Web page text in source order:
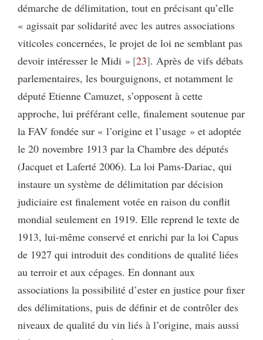
démarche de délimitation, tout en précisant qu’elle
« agissait par solidarité avec les autres associations
viticoles concernées, le projet de loi ne semblant pas
devoir intéresser le Midi » 23 . Après de vifs débats
parlementaires, les bourguignons, et notamment le
député Etienne Camuzet, s’opposent à cette
approche, lui préférant celle, finalement soutenue par
la FAV fondée sur « l’origine et l’usage » et adoptée
le 20 novembre 1913 par la Chambre des députés
(Jacquet et Laferté 2006). La loi Pams-Dariac, qui
instaure un système de délimitation par décision
judiciaire est finalement votée en raison du conflit
mondial seulement en 1919. Elle reprend le texte de
1913, lui-même conservé et enrichi par la loi Capus
de 1927 qui introduit des conditions de qualité liées
au terroir et aux cépages. En donnant aux
associations la possibilité d’ester en justice pour fixer
des délimitations, puis de définir et de contrôler des
niveaux de qualité du vin liés à l’origine, mais aussi